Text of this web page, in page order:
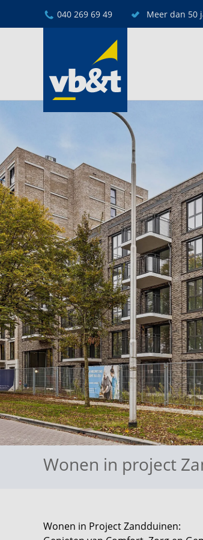
040 269 69 49 Meer dan 50
Wonen in project
Wonen in Project Zandduinen: